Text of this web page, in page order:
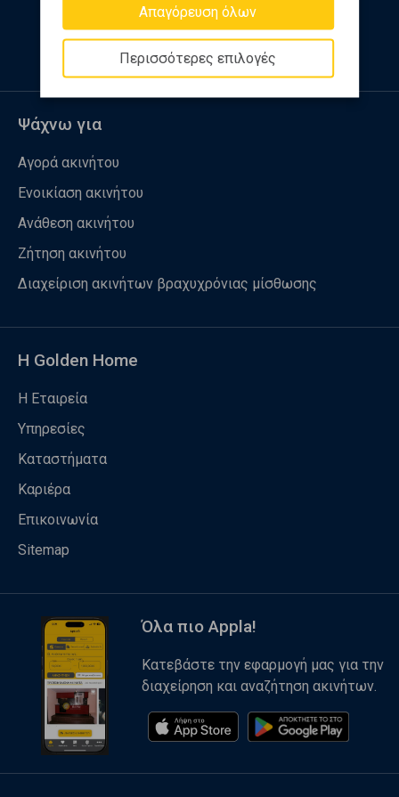
Απαγόρευση όλων
Περισσότερες επιλογές
Ακολουθήστε μας
Ψάχνω για
Αγορά ακινήτου
Ενοικίαση ακινήτου
Ανάθεση ακινήτου
Ζήτηση ακινήτου
Διαχείριση ακινήτων βραχυχρόνιας μίσθωσης
Η Golden Home
Η Εταιρεία
Υπηρεσίες
Καταστήματα
Καριέρα
Επικοινωνία
Sitemap
Όλα πιο Appla!
Κατεβάστε την εφαρμογή μας για την
διαχείρηση και αναζήτηση ακινήτων.